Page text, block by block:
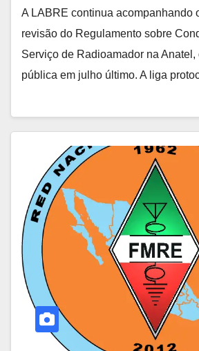
A LABRE continua acompanhando
revisão do Regulamento sobre
Serviço de Radioamador na
pública em julho último. A liga